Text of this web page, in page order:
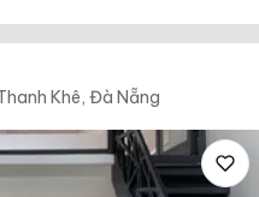
Khê, Đà Nẵng